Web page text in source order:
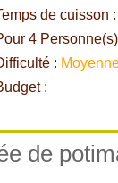
de cuisson
4 Personne(s)
:
:
de